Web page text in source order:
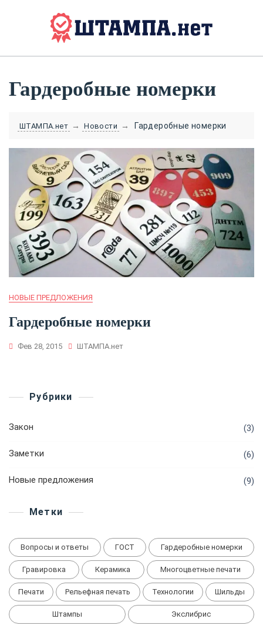
Гардеробные номерки
ШТАМПА.нет → Новости → Гардеробные номерки
НОВЫЕ ПРЕДЛОЖЕНИЯ
Гардеробные номерки
Фев 28, 2015 ШТАМПА.нет
Рубрики
Закон (3)
Заметки (6)
Новые предложения (9)
Метки
Вопросы и ответы ГОСТ Гардеробные номерки
Гравировка Керамика Многоцветные печати
Печати Рельефная печать Технологии Шильды
Штампы Экслибрис